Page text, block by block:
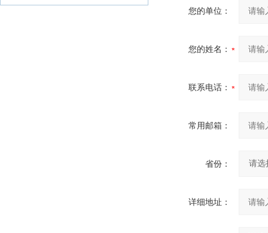
您的单位：
您的姓名：
联系电话：
常用邮箱：
省份：
详细地址：